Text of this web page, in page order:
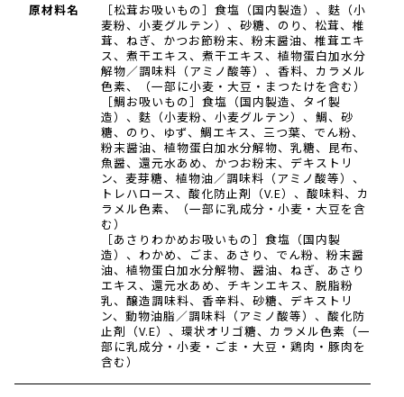
原材料名
［松茸お吸いもの］食塩（国内製造）、麩（小
麦粉、小麦グルテン）、砂糖、のり、松茸、椎
茸、ねぎ、かつお節粉末、粉末醤油、椎茸エキ
ス、煮干エキス、煮干エキス、植物蛋白加水分
解物／調味料（アミノ酸等）、香料、カラメル
色素、（一部に小麦・大豆・まつたけを含む）
［鯛お吸いもの］食塩（国内製造、タイ製
造）、麩（小麦粉、小麦グルテン）、鯛、砂
糖、のり、ゆず、鯛エキス、三つ葉、でん粉、
粉末醤油、植物蛋白加水分解物、乳糖、昆布、
魚醤、還元水あめ、かつお粉末、デキストリ
ン、麦芽糖、植物油／調味料（アミノ酸等）、
トレハロース、酸化防止剤（V.E）、酸味料、カ
ラメル色素、（一部に乳成分・小麦・大豆を含
む）
［あさりわかめお吸いもの］食塩（国内製
造）、わかめ、ごま、あさり、でん粉、粉末醤
油、植物蛋白加水分解物、醤油、ねぎ、あさり
エキス、還元水あめ、チキンエキス、脱脂粉
乳、醸造調味料、香辛料、砂糖、デキストリ
ン、動物油脂／調味料（アミノ酸等）、酸化防
止剤（V.E）、環状オリゴ糖、カラメル色素（一
部に乳成分・小麦・ごま・大豆・鶏肉・豚肉を
含む）